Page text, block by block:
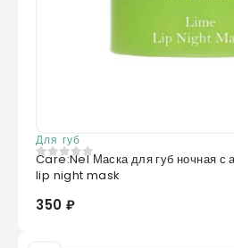
Для губ
0из 5
Care:Nel Маска для губ ночная с
lip night mask
350 ₽